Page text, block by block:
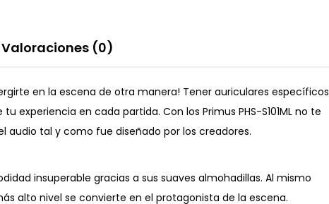
Valoraciones (0)
en la escena de otra manera! Tener auriculares específicos
experiencia en cada partida. Con los Primus PHS-S101ML no te
audio tal y como fue diseñado por los creadores.
insuperable gracias a sus suaves almohadillas. Al mismo
alto nivel se convierte en el protagonista de la escena.